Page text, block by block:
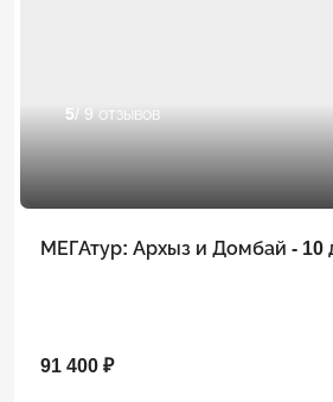
5/ 9 отзывов
МЕГАтур: Архыз и Домбай - 10
91 400 ₽